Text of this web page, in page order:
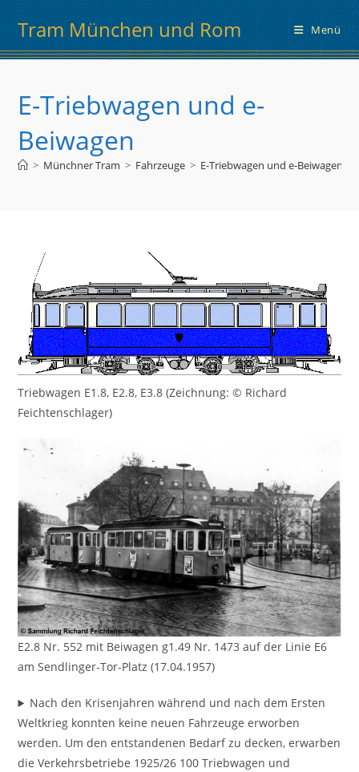
Zum
Inhalt
springen
Tram München und Rom Menü
E-Triebwagen und e-
Beiwagen
> Münchner Tram > Fahrzeuge > E-Triebwagen und e-Beiwagen
Triebwagen E1.8, E2.8, E3.8 (Zeichnung: © Richard
Feichtenschlager)
E2.8 Nr. 552 mit Beiwagen g1.49 Nr. 1473 auf der Linie E6
am Sendlinger-Tor-Platz (17.04.1957)
Nach den Krisenjahren während und nach dem Ersten
Weltkrieg konnten keine neuen Fahrzeuge erworben
werden. Um den entstandenen Bedarf zu decken, erwarben
die Verkehrsbetriebe 1925/26 100 Triebwagen und